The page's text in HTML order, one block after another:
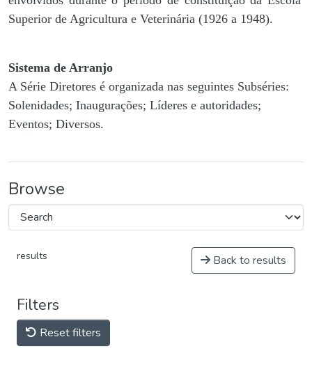
Superior de Agricultura e Veterinária (1926 a 1948).
Sistema de Arranjo
A Série Diretores é organizada nas seguintes Subséries:
Solenidades; Inaugurações; Líderes e autoridades;
Eventos; Diversos.
Browse
results Back to results
Filters
Reset filters